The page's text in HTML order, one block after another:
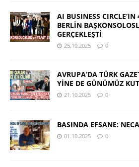
AI BUSINESS
BERLİN
GERÇEKLEŞTİ
25.10.2025 0
AVRUPA’DA TÜRK
YİNE DE GÜNÜMÜZ
21.10.2025 0
BASINDA EFSANE:
01.10.2025 0